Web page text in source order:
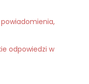
odpowiedzi w